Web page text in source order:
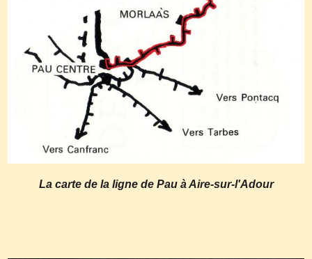
La carte de la ligne de Pau à Aire-sur-l'Adour